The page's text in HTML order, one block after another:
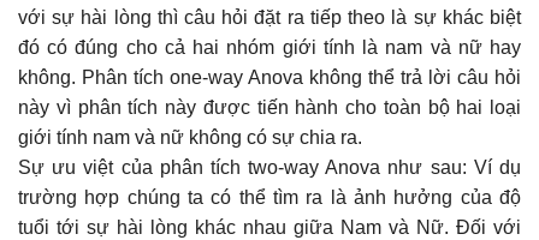
với sự hài lòng thì câu hỏi đặt ra tiếp theo là sự khác biệt
đó có đúng cho cả hai nhóm giới tính là nam và nữ hay
không. Phân tích one-way Anova không thể trả lời câu hỏi
này vì phân tích này được tiến hành cho toàn bộ hai loại
giới tính nam và nữ không có sự chia ra.
Sự ưu việt của phân tích two-way Anova như sau: Ví dụ
trường hợp chúng ta có thể tìm ra là ảnh hưởng của độ
tuổi tới sự hài lòng khác nhau giữa Nam và Nữ. Đối với